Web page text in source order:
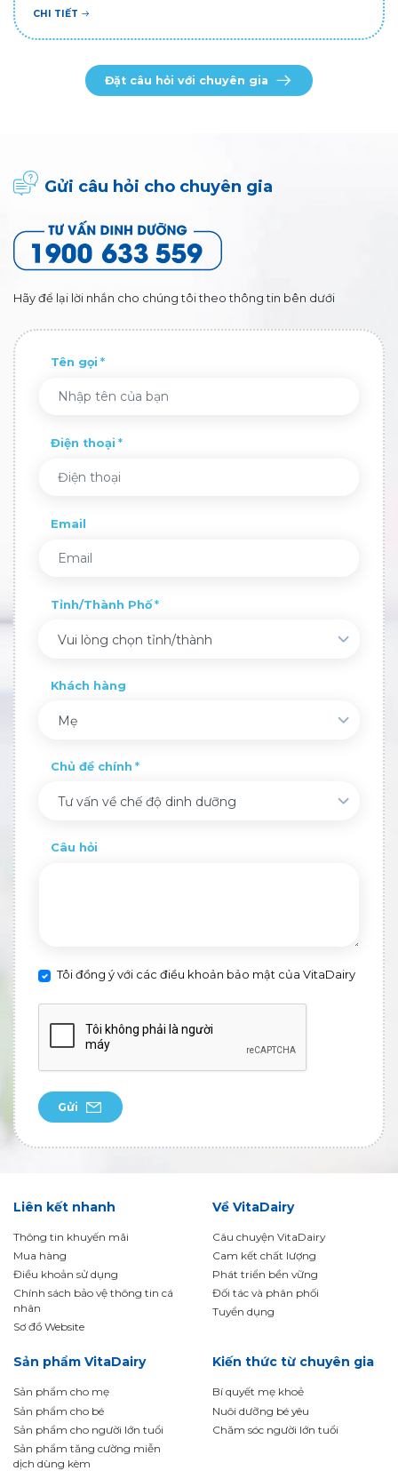
CHI TIẾT
Đặt câu hỏi với chuyên gia
Gửi câu hỏi cho chuyên gia
Hãy để lại lời nhắn cho chúng tôi theo thông tin bên dưới
Tên gọi
Điện thoại
Email
Tỉnh/Thành Phố
Vui lòng chọn tỉnh/thành
Khách hàng
Mẹ
Chủ đề chính
Tư vấn về chế độ dinh dưỡng
Câu hỏi
Tôi đồng ý với các điều khoản bảo mật của VitaDairy
Gửi
Liên kết nhanh
Thông tin khuyến mãi
Mua hàng
Điều khoản sử dụng
Chính sách bảo vệ thông tin cá
nhân
Sơ đồ Website
Về VitaDairy
Câu chuyện VitaDairy
Cam kết chất lượng
Phát triển bền vững
Đối tác và phân phối
Tuyển dụng
Sản phẩm VitaDairy
Sản phẩm cho mẹ
Sản phẩm cho bé
Sản phẩm cho người lớn tuổi
Sản phẩm tăng cường miễn
dịch dùng kèm
Kiến thức từ chuyên gia
Bí quyết mẹ khoẻ
Nuôi dưỡng bé yêu
Chăm sóc người lớn tuổi